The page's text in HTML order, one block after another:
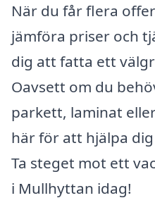
När du får flera
jämföra priser och
dig att fatta ett
Oavsett om du
parkett, laminat
här för att hjälpa
Ta steget mot ett
i Mullhyttan idag!